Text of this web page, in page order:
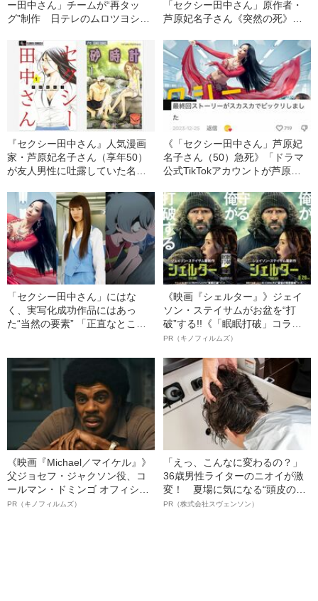
ー田中さん」チームが“再タッ
グ”制作 日テレのムロツヨシ主
止や延期の可能性が浮上《その
裏で“原作ストーリー改変騒動”》
吉岡里帆、ディーン・フジオカ
が出演予定だが……
「セクシー田中さん」原作者・
芦原妃名子さん《突然の死》訃
は「えーっ！」と悲鳴が…芦原
さんが「やっぱり怖い」と漏ら
した数年前の“ある被害”
『セクシー田中さん』人気漫画
家・芦原妃名子さん（享年50）
が友人男性に吐露していた名作
み”「彼女が映像化をよく許可し
たな、と…」
《「セクシー田中さん」芦原妃
名子さん（50）急死》「ドラマ
公式TikTokアカウントが芦原さ
ね』してる」と視聴者から指
摘 日テレに見解を聞くと…
「セクシー田中さん」にはな
く、実写化成功作品にはあっ
た“当然の要素” 「正直なとこ
《映画『シェルター』》ジェイ
ソン・ステイサムがお盆を“打
破”する!!《「眠眠打破」コラ
ボ》
PR（キノフィルムズ）
《映画『Michael／マイケル』》
父ジョセフ・ジャクソン役、コ
ールマン・ドミンゴ オフィシャ
ルインタビュー“観客を魅了した
PR（キノフィルムズ）
「えっ、こんなに変わるの？」
36歳男性ライターのニオイが激
変！ 夏場に気になる“頭皮のニ
オイ”や“ベタつき”を解消す
PR（株式会社スヴェンソン）